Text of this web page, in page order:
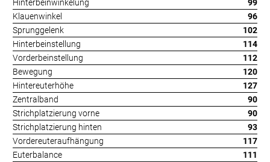
Hinterbeinwinkelung
99
Klauenwinkel
96
Sprunggelenk
102
Hinterbeinstellung
114
Vorderbeinstellung
112
Bewegung
120
Hintereuterhöhe
127
Zentralband
90
Strichplatzierung vorne
90
Strichplatzierung hinten
93
Vordereuteraufhängung
117
Euterbalance
111